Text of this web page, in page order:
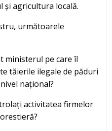
și agricultura locală.
următoarele
ministerul pe care îl
tăierile ilegale de păduri
național?
activitatea firmelor